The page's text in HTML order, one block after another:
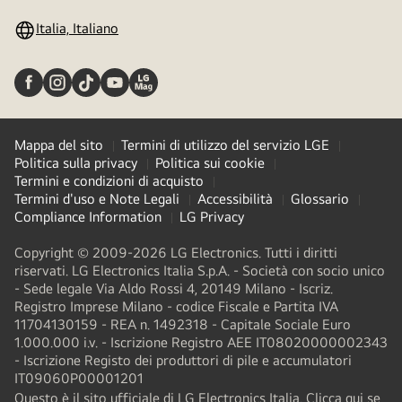
Italia, Italiano
Mappa del sito
Termini di utilizzo del servizio LGE
Politica sulla privacy
Politica sui cookie
Termini e condizioni di acquisto
Termini d'uso e Note Legali
Accessibilità
Glossario
Compliance Information
LG Privacy
Copyright © 2009-2026 LG Electronics. Tutti i diritti
riservati. LG Electronics Italia S.p.A. - Società con socio unico
- Sede legale Via Aldo Rossi 4, 20149 Milano - Iscriz.
Registro Imprese Milano - codice Fiscale e Partita IVA
11704130159 - REA n. 1492318 - Capitale Sociale Euro
1.000.000 i.v. - Iscrizione Registro AEE IT08020000002343​
- Iscrizione Registo dei produttori di pile e accumulatori
IT09060P00001201
Questo è il sito ufficiale di LG Electronics Italia. Clicca qui se